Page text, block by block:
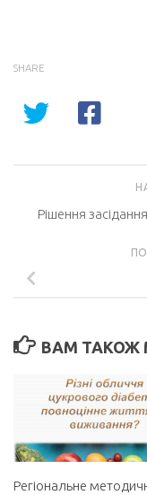
SHARE
Рішення
ВАМ ТАКОЖ
Регіональне